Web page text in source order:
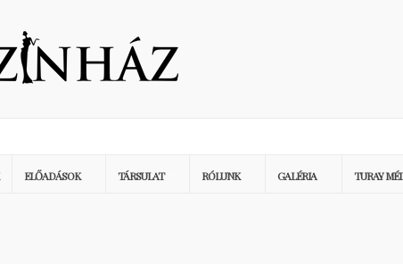
ELŐADÁSOK TÁRSULAT RÓLUNK GALÉRIA TURAY